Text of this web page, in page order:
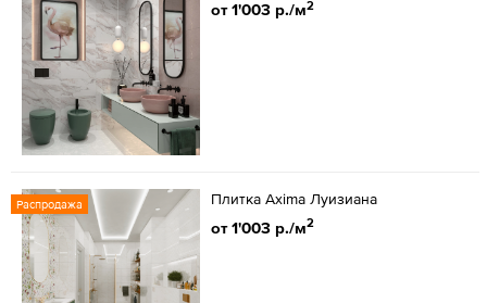
от 1'003 р./м2
Распродажа Плитка Axima Луизиана
от 1'003 р./м2